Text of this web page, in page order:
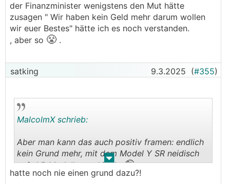
der Finanzminister wenigstens den Mut hätte
zusagen " Wir haben kein Geld mehr darum wollen
wir euer Bestes" hätte ich es noch verstanden.
, aber so 😤 .
satking 9.3.2025 (#355)
. .
MalcolmX schrieb:
Aber man kann das auch positiv framen: endlich
kein Grund mehr, mit dem Model Y SR neidisch
aufs LR Modell zu schielen🤪
hatte noch nie einen grund dazu?!